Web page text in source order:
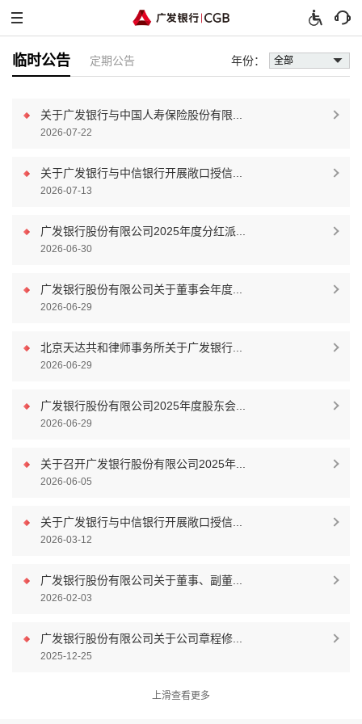
临时公告 定期公告 年份： 全部
关于广发银行与中国人寿保险股份有限...
2026-07-22
关于广发银行与中信银行开展敞口授信...
2026-07-13
广发银行股份有限公司2025年度分红派...
2026-06-30
广发银行股份有限公司关于董事会年度...
2026-06-29
北京天达共和律师事务所关于广发银行...
2026-06-29
广发银行股份有限公司2025年度股东会...
2026-06-29
关于召开广发银行股份有限公司2025年...
2026-06-05
关于广发银行与中信银行开展敞口授信...
2026-03-12
广发银行股份有限公司关于董事、副董...
2026-02-03
广发银行股份有限公司关于公司章程修...
2025-12-25
上滑查看更多